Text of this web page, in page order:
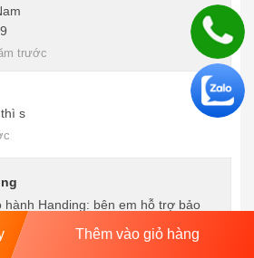
trước
s
hành Handing: bên em hỗ trợ bảo
thay các lóng (trừ lóng gốc) trọn
Thêm vào giỏ hàng